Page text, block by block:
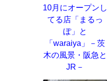
10月にオープンし
てる店「まるっ
ぽ」と
「waraiya」－茨
木の風景・阪急と
JR－